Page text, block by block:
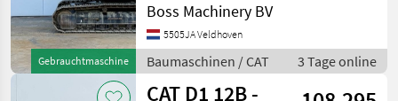
Gebrauchtmaschine
Reference number:
BM007931 Hours: 2.166
Type 323 Next Gen Location
Veldhoven, Netherlands
Certifi
Boss Machinery BV
5505JA Veldhoven
Baumaschinen / CAT 3 Tage online
CAT D1 12B -